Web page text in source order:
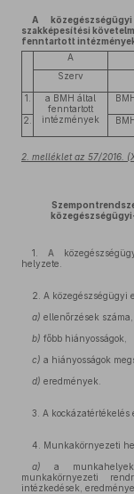
A
szakképesítési
fenntartott
A
Szerv
1.
a BMH által
fenntartott
intézmények
2.
2. melléklet az 57/2016.
1. A
helyzete.
2. A közegészségügyi
a) ellenőrzések száma,
b) főbb hiányosságok,
c) a hiányosságok
d) eredmények.
3. A kockázatértékelés
4. Munkakörnyezeti
a) a munkahelyek
munkakörnyezeti
intézkedések,